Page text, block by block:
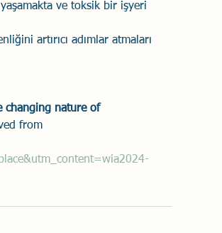
ve toksik bir işyeri
artırıcı adımlar atmaları
changing nature of
from